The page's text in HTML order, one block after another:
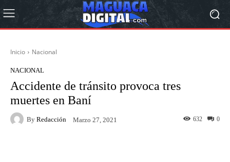
Inicio Nacional
NACIONAL
Accidente de tránsito provoca tres
muertes en Baní
By Redacción Marzo 27, 2021 0
632